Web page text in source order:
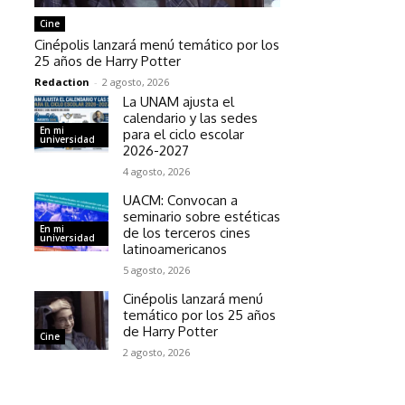
Cine
Cinépolis lanzará menú temático por los
25 años de Harry Potter
Redaction - 2 agosto, 2026
En mi
universidad
La UNAM ajusta el
calendario y las sedes
para el ciclo escolar
2026-2027
4 agosto, 2026
En mi
universidad
UACM: Convocan a
seminario sobre estéticas
de los terceros cines
latinoamericanos
5 agosto, 2026
Cine
Cinépolis lanzará menú
temático por los 25 años
de Harry Potter
2 agosto, 2026